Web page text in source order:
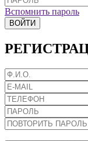
Вспомнить пароль
ВОЙТИ